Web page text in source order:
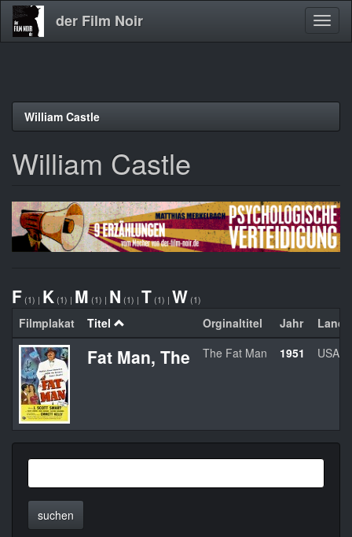
Direkt
der Film Noir
William Castle
William Castle
F (1) | K (1) | M (1) | N (1) | T (1) | W (1)
Filmplakat Titel Orginaltitel Jahr Land
Fat Man, The The Fat Man 1951 USA
suchen